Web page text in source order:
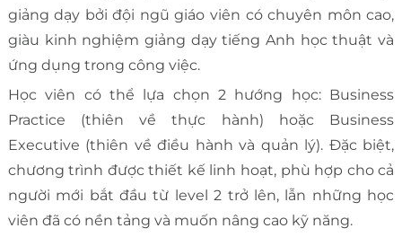
giảng dạy bởi đội ngũ giáo viên có chuyên môn cao,
giàu kinh nghiệm giảng dạy tiếng Anh học thuật và
ứng dụng trong công việc.
Học viên có thể lựa chọn 2 hướng học: Business
Practice (thiên về thực hành) hoặc Business
Executive (thiên về điều hành và quản lý). Đặc biệt,
chương trình được thiết kế linh hoạt, phù hợp cho cả
người mới bắt đầu từ level 2 trở lên, lẫn những học
viên đã có nền tảng và muốn nâng cao kỹ năng.